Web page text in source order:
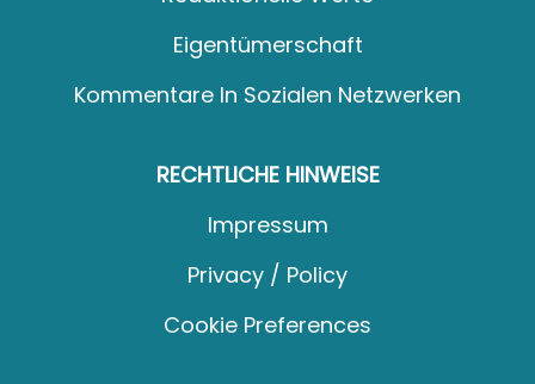
Eigentümerschaft
Kommentare In Sozialen Netzwerken
RECHTLICHE HINWEISE
Impressum
Privacy / Policy
Cookie Preferences